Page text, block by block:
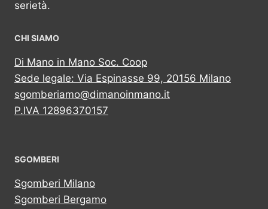
serietà.
CHI SIAMO
Di Mano in Mano Soc. Coop
Sede legale: Via Espinasse 99, 20156 Milano
sgomberiamo@dimanoinmano.it
P.IVA 12896370157
SGOMBERI
Sgomberi Milano
Sgomberi Bergamo